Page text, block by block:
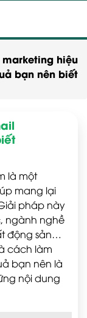
hiệu
bạn nên biết
là một
mang lại
pháp này
ngành nghề
động sản…
cách làm
bạn nên là
nội dung